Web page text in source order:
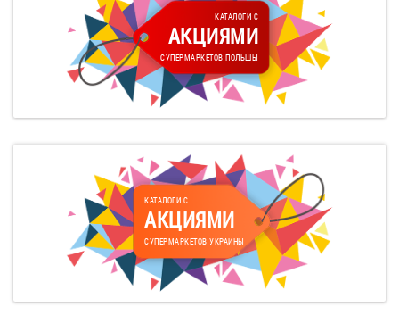
КАТАЛОГИ С
АКЦИЯМИ
СУПЕРМАРКЕТОВ ПОЛЬШЫ
КАТАЛОГИ С
АКЦИЯМИ
СУПЕРМАРКЕТОВ УКРАИНЫ